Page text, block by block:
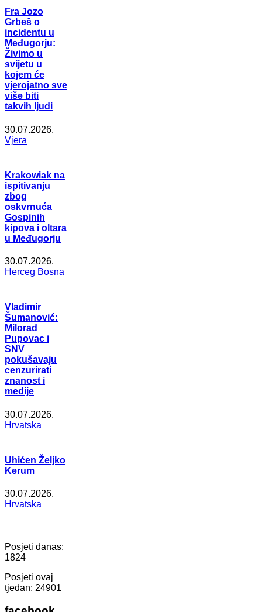
Fra Jozo
Grbeš o
incidentu u
Međugorju:
Živimo u
svijetu u
kojem će
vjerojatno sve
više biti
takvih ljudi
30.07.2026.
Vjera
Krakowiak na
ispitivanju
zbog
oskvrnuća
Gospinih
kipova i oltara
u Međugorju
30.07.2026.
Herceg Bosna
Vladimir
Šumanović:
Milorad
Pupovac i
SNV
pokušavaju
cenzurirati
znanost i
medije
30.07.2026.
Hrvatska
Uhićen Željko
Kerum
30.07.2026.
Hrvatska
Posjeti danas:
1824
Posjeti ovaj
tjedan: 24901